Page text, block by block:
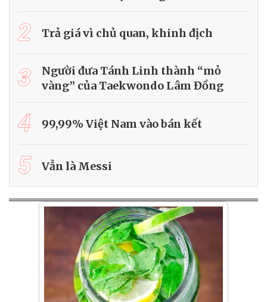
2 Trả giá vì chủ quan, khinh địch
3
Người đưa Tánh Linh thành “mỏ
vàng” của Taekwondo Lâm Đồng
4 99,99% Việt Nam vào bán kết
5 Vẫn là Messi